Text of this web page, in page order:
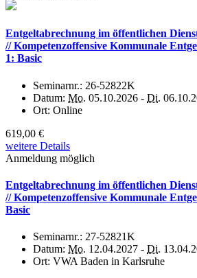
Entgeltabrechnung im öffentlichen
// Kompetenzoffensive Kommunale
1: Basic
Seminarnr.: 26-52822K
Datum: Mo. 05.10.2026 - Di.
Ort: Online
619,00 €
weitere Details
Anmeldung möglich
Entgeltabrechnung im öffentlichen
// Kompetenzoffensive Kommunale
Basic
Seminarnr.: 27-52821K
Datum: Mo. 12.04.2027 - Di.
Ort: VWA Baden in Karlsruhe